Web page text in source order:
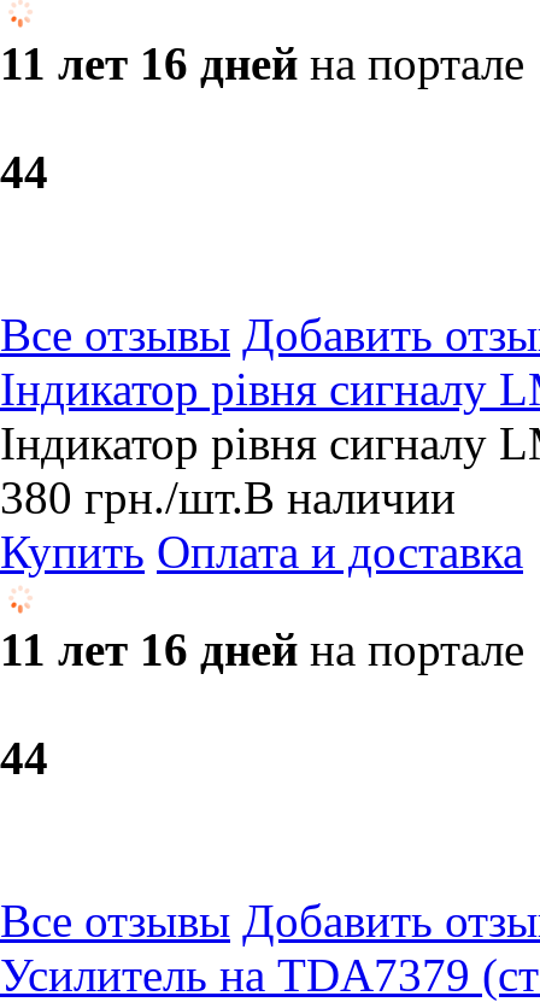
11 лет 16 дней на портале
44
Все отзывы Добавить
Індикатор рівня сигналу
Індикатор рівня сигналу
380 грн./шт.В наличии
Купить Оплата и доставка
11 лет 16 дней на портале
44
Все отзывы Добавить
Усилитель на TDA7379